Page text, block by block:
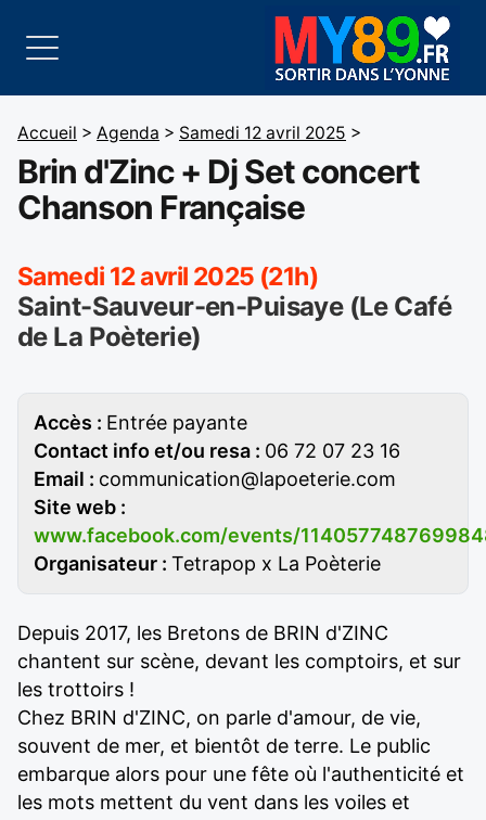
Accueil > Agenda > Samedi 12 avril 2025 >
Brin d'Zinc + Dj Set concert
Chanson Française
Samedi 12 avril 2025 (21h)
Saint-Sauveur-en-Puisaye (Le Café
de La Poèterie)
Accès : Entrée payante
Contact info et/ou resa : 06 72 07 23 16
Email : communication@lapoeterie.com
Site web :
www.facebook.com/events/
Organisateur : Tetrapop x La Poèterie
Depuis 2017, les Bretons de BRIN d'ZINC
chantent sur scène, devant les comptoirs, et sur
les trottoirs !
Chez BRIN d'ZINC, on parle d'amour, de vie,
souvent de mer, et bientôt de terre. Le public
embarque alors pour une fête où l'authenticité et
les mots mettent du vent dans les voiles et